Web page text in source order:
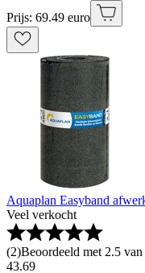
Prijs: 69.49 euro
Aquaplan Easyband
Veel verkocht
(2)Beoordeeld met 2.5
43.69